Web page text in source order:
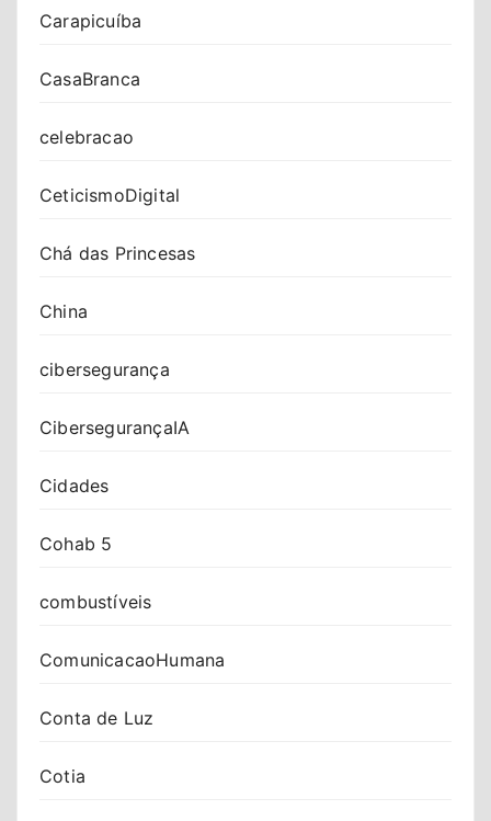
Carapicuíba
CasaBranca
celebracao
CeticismoDigital
Chá das Princesas
China
cibersegurança
CibersegurançaIA
Cidades
Cohab 5
combustíveis
ComunicacaoHumana
Conta de Luz
Cotia